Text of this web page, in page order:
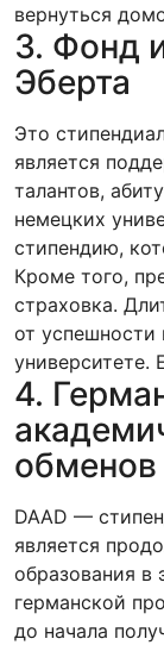
вернуться
3. Фонд
Эберта
Это
является
талантов,
немецких
стипендию,
Кроме того,
страховка.
от успешности
университете.
4.
обменов
DAAD —
является
образования в
германской
до начала